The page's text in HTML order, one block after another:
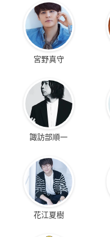
宮野真守
諏訪部順一
花江夏樹